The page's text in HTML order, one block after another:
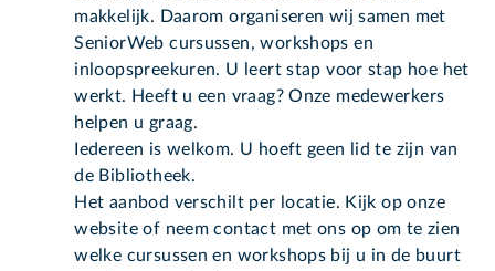
makkelijk. Daarom organiseren wij samen met
SeniorWeb cursussen, workshops en
inloopspreekuren. U leert stap voor stap hoe het
werkt. Heeft u een vraag? Onze medewerkers
helpen u graag.
Iedereen is welkom. U hoeft geen lid te zijn van
de Bibliotheek.
Het aanbod verschilt per locatie. Kijk op onze
website of neem contact met ons op om te zien
welke cursussen en workshops bij u in de buurt